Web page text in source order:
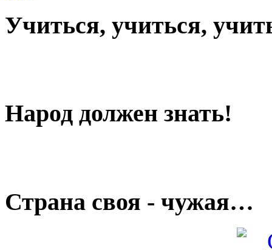
Учиться, учиться,
Народ должен знать!
Страна своя - чужая…